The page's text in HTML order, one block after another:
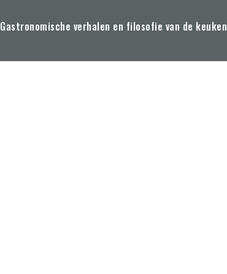
Gastronomische verhalen en filosofie van de keuken